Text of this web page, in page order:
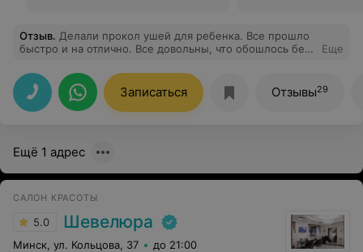
Отзыв. Делали прокол ушей для ребенка. Все прошло
быстро и на отлично. Все довольны, что обошлось без
мастеру!
Еще
Записаться Отзывы29
Ещё 1 адрес
САЛОН КРАСОТЫ
5.0 Шевелюра
Минск, ул. Кольцова, 37 до 21:00